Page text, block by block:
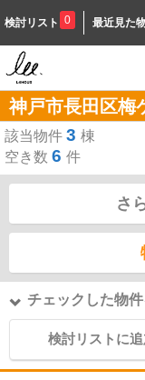
検討リスト 0 最近見た
神戸市長田区梅
該当物件 3 棟
空き数 6 件
さ
チェックした物
検討リストに追